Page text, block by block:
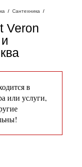
/ Сантехника /
Veron
в
или услуги,